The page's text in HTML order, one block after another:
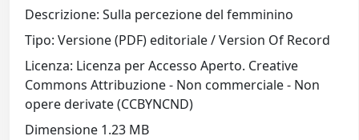
Descrizione: Sulla percezione del femminino
Tipo: Versione (PDF) editoriale / Version Of Record
Licenza: Licenza per Accesso Aperto. Creative
Commons Attribuzione - Non commerciale - Non
opere derivate (CCBYNCND)
Dimensione 1.23 MB